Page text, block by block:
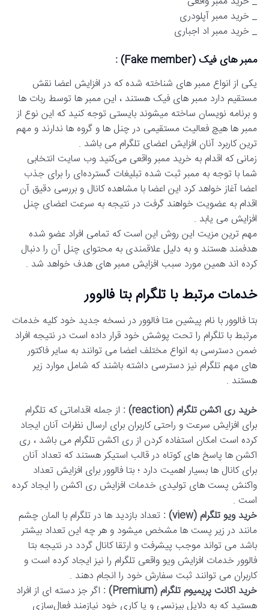
_ خرید ممبر آپلودری
_ خرید ممبر اد اجباری
ممبر های فیک (Fake member) :
یکی از انواع ممبر های شناخته شده که در افزایش اعضا نقش
مستقیم دارد ممبر های فیک هستند ، این ممبر ها توسط ربات ها
و برنامه نویسان ساخته میشوند بایستی توجه کنید که این نوع از
ممبر ها هیچ فعالیت مستقیمی در چنل ها و گروه ها ندارند و مهم
ترین کاربرد آنان افزایش اعضای تلگرام می باشد .
زمانی که اقدام به خرید ممبر واقعی می‌کنید وب سایت انتخابی
شما با توجه به ممبر ثبت شده تبلیغات گسترده‌ای را برای جذب
اعضا آغاز خواهد کرد این اعضا با مشاهده کانال و بررسی دقیق آن
اقدام به عضویت خواهند گرفت در نتیجه به سرعت اعضای چنل
افزایش می یابد .
مهم ترین مزیت این روش این است که تمامی افراد عضو شده
هدفمند هستند و به دلیل علاقمندی به محتوای چنل آن را دنبال
کرده اند همین مورد سبب افزایش ممبر های هدف خواهد شد .
خدمات مرتبط با تلگرام بتا فالوور
بتا فالوور با نام پیشین متا فالوور در نسخه جدید خود کلیه خدمات
مرتبط با تلگرام را تحت پوشش خود قرار داده است در نتیجه افراد
ضمن دسترسی به انواع مختلف اعضا می توانند به سایر فاکتور
های مهم تلگرام نیز دسترسی داشته باشند که شامل موارد زیر
هستند .
خرید ری اکشن تلگرام (reaction) :
از جمله اقداماتی که تلگرام
برای افزایش سرعت و راحتی کاربران برای ارسال نظرات آنان ایجاد
کرده است امکان استفاده کردن از ری اکشن تلگرام می باشد ، ری
اکشن ها پاسخ های کوتاه در قالب استیکر هستند که تعداد آنان
برای کانال ها بسیار اهمیت دارد ؛ بتا فالوور برای افزایش تعداد
واکنش پست های تولیدی خدمات افزایش ری اکشن را ایجاد کرده
است .
خرید ویو تلگرام (view) :
تعداد بازدید ها در تلگرام با المان چشم
مانند در زیر پست ها مشخص میشود و هر چه این تعداد بیشتر
باشد می تواند موجب پیشرفت و ارتقا کانال گردد در نتیجه بتا
فالوور خدمات افزایش ویو واقعی تلگرام را نیز ایجاد کرده است و
کاربران می توانند ثبت سفارش خود را انجام دهند .
خرید اکانت پریمیوم تلگرام (Premium) :
اگر جز دسته‌ ای از افراد
هستید که به دلایل بیزنسی و یا کاری خود نیازمند فعال‌سازی